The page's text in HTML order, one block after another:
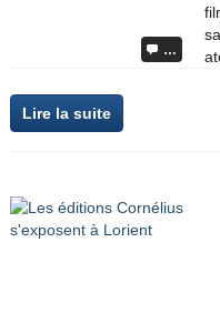
…
Lire la suite